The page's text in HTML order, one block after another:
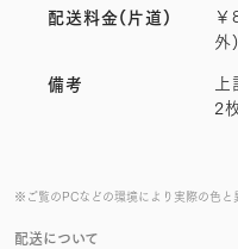
※ご覧のPCなどの環境により実際の色と
配送について
配送料金(片道)
外)
備考
2